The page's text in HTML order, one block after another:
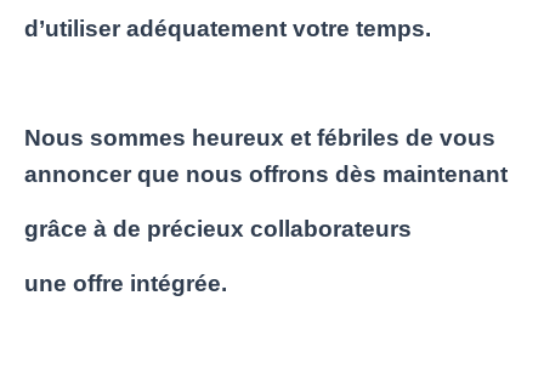
d’utiliser adéquatement votre temps.
Nous sommes heureux et fébriles de vous
annoncer que nous offrons dès maintenant
grâce à de précieux collaborateurs
une offre intégrée.